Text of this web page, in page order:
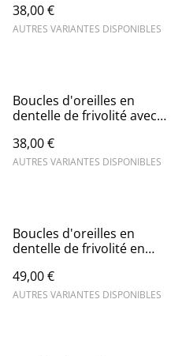
ajourée
38,00 €
AUTRES VARIANTES DISPONIBLES
Boucles d'oreilles en
dentelle de frivolité avec
38,00 €
AUTRES VARIANTES DISPONIBLES
Boucles d'oreilles en
dentelle de frivolité en
49,00 €
AUTRES VARIANTES DISPONIBLES